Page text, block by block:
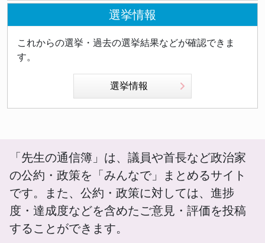
選挙情報
これからの選挙・過去の選挙結果などが確認できま
す。
選挙情報
「先生の通信簿」は、議員や首長など政治家
の公約・政策を「みんなで」まとめるサイト
です。また、公約・政策に対しては、進捗
度・達成度などを含めたご意見・評価を投稿
することができます。